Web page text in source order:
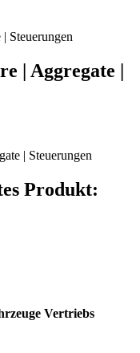
| Aggregate |
| Steuerungen
Produkt:
Vertriebs